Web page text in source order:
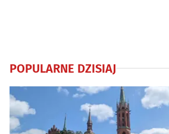
POPULARNE DZISIAJ